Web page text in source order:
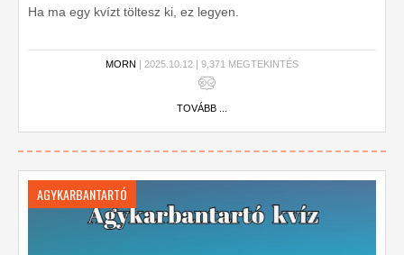
Ha ma egy kvízt töltesz ki, ez legyen.
MORN | 2025.10.12 | 9,371 MEGTEKINTÉS
TOVÁBB ...
AGYKARBANTARTÓ